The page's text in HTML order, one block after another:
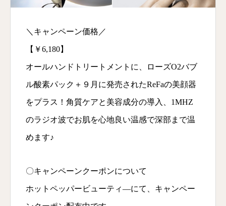
＼キャンペーン価格／
【￥6,180】
オールハンドトリートメントに、ローズO2バブ
ル酸素パック＋９月に発売されたReFaの美顔器
をプラス！角質ケアと美容成分の導入、1MHZ
のラジオ波でお肌を心地良い温感で深部まで温
めます♪
〇キャンペーンクーポンについて
ホットペッパービューティ―にて、キャンペー